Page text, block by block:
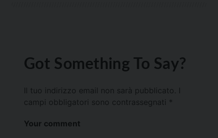
Got Something To Say?
Il tuo indirizzo email non sarà pubblicato.
campi obbligatori sono contrassegnati *
Your comment